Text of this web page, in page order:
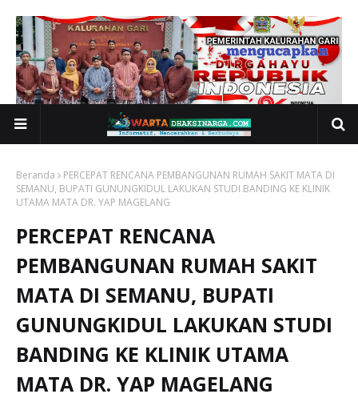
Beranda
PERCEPAT RENCANA PEMBANGUNAN RUMAH SAKIT MATA DI
SEMANU, BUPATI GUNUNGKIDUL LAKUKAN STUDI BANDING KE KLINIK
UTAMA MATA DR. YAP MAGELANG
PERCEPAT RENCANA
PEMBANGUNAN RUMAH SAKIT
MATA DI SEMANU, BUPATI
GUNUNGKIDUL LAKUKAN STUDI
BANDING KE KLINIK UTAMA
MATA DR. YAP MAGELANG